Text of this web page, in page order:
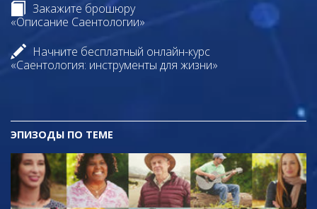
Закажите брошюру
«Описание Саентологии»
Начните бесплатный онлайн-курс
«Саентология: инструменты для жизни»
ЭПИЗОДЫ ПО ТЕМЕ